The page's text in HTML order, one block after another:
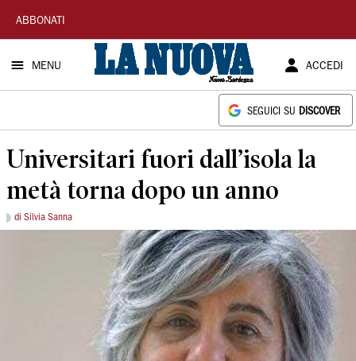
La
Nuova
Sardegna
ABBONATI
MENU ACCEDI
SEGUICI SU DISCOVER
Universitari fuori dall’isola la
metà torna dopo un anno
di Silvia Sanna